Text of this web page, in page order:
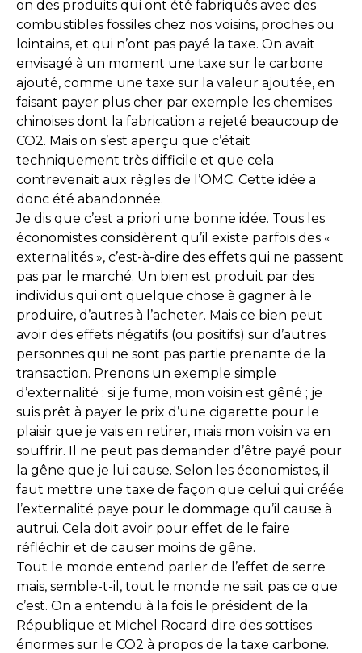
on des produits qui ont été fabriqués avec des
combustibles fossiles chez nos voisins, proches ou
lointains, et qui n’ont pas payé la taxe. On avait
envisagé à un moment une taxe sur le carbone
ajouté, comme une taxe sur la valeur ajoutée, en
faisant payer plus cher par exemple les chemises
chinoises dont la fabrication a rejeté beaucoup de
CO2. Mais on s’est aperçu que c’était
techniquement très difficile et que cela
contrevenait aux règles de l’OMC. Cette idée a
donc été abandonnée.
Je dis que c’est a priori une bonne idée. Tous les
économistes considèrent qu’il existe parfois des «
externalités », c’est-à-dire des effets qui ne passent
pas par le marché. Un bien est produit par des
individus qui ont quelque chose à gagner à le
produire, d’autres à l’acheter. Mais ce bien peut
avoir des effets négatifs (ou positifs) sur d’autres
personnes qui ne sont pas partie prenante de la
transaction. Prenons un exemple simple
d’externalité : si je fume, mon voisin est gêné ; je
suis prêt à payer le prix d’une cigarette pour le
plaisir que je vais en retirer, mais mon voisin va en
souffrir. Il ne peut pas demander d’être payé pour
la gêne que je lui cause. Selon les économistes, il
faut mettre une taxe de façon que celui qui créée
l’externalité paye pour le dommage qu’il cause à
autrui. Cela doit avoir pour effet de le faire
réfléchir et de causer moins de gêne.
Tout le monde entend parler de l’effet de serre
mais, semble-t-il, tout le monde ne sait pas ce que
c’est. On a entendu à la fois le président de la
République et Michel Rocard dire des sottises
énormes sur le CO2 à propos de la taxe carbone.